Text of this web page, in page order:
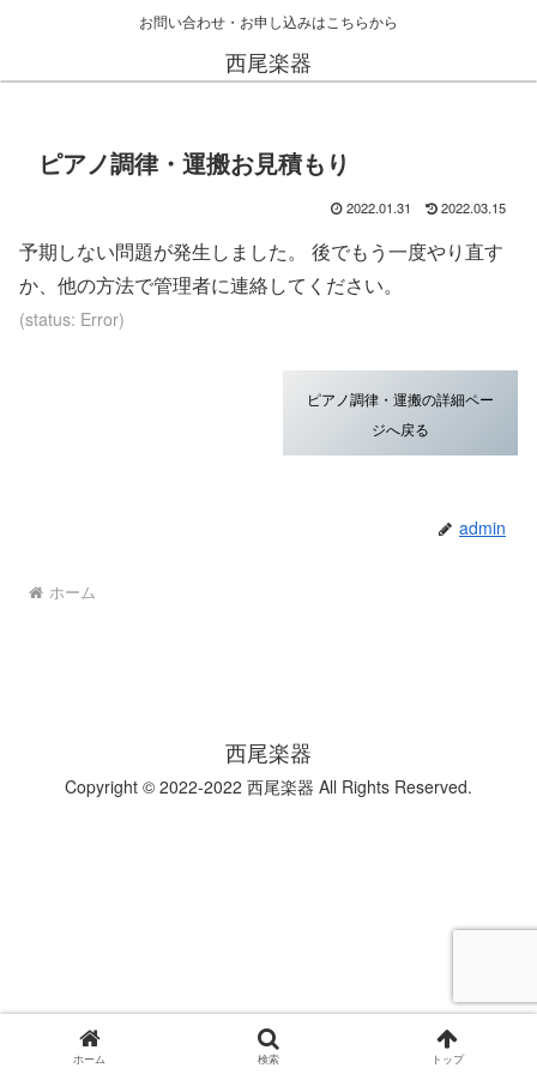
お問い合わせ・お申し込みはこちらから
西尾楽器
ピアノ調律・運搬お見積もり
2022.01.31 2022.03.15
予期しない問題が発生しました。 後でもう一度やり直す
か、他の方法で管理者に連絡してください。
(status: Error)
ピアノ調律・運搬の詳細ペー
ジへ戻る
admin
ホーム
西尾楽器
Copyright © 2022-2022 西尾楽器 All Rights Reserved.
ホーム 検索 トップ